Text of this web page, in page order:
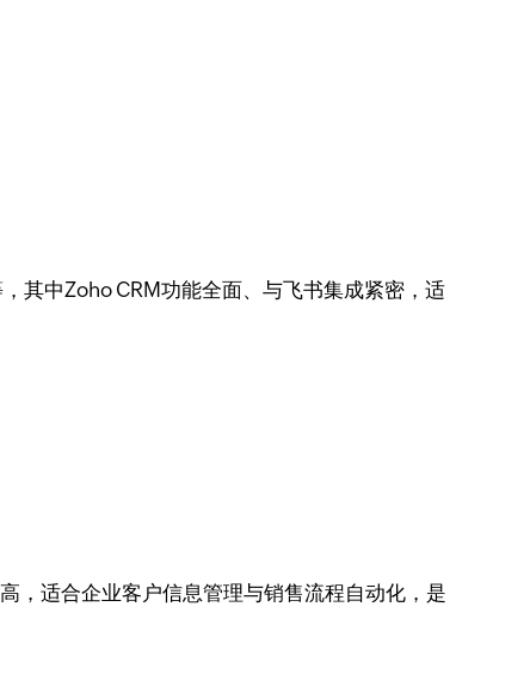
其中Zoho CRM功能全面、与飞书集成紧密，适
，适合企业客户信息管理与销售流程自动化，是